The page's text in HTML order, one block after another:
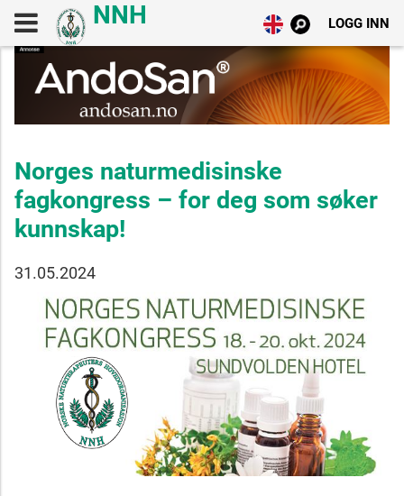
LOGG INN
Norges naturmedisinske
fagkongress – for deg som søker
kunnskap!
31.05.2024